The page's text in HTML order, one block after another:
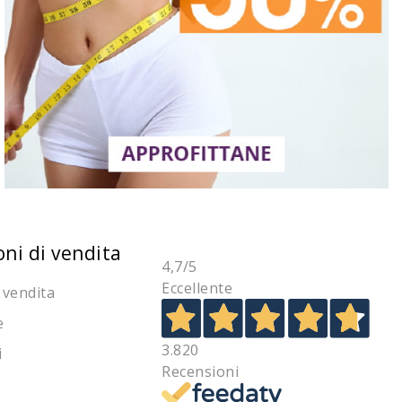
di vendita
4,7/5
Eccellente
3.820
Recensioni